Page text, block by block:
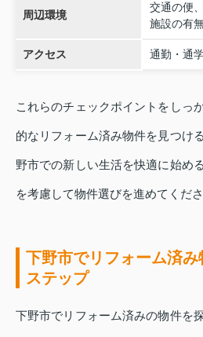
周辺環境
交通の便
施設の有
アクセス 通勤・通
これらのチェックポイントをしっ
的なリフォーム済み物件を見つけ
野市での新しい生活を快適に始め
を考慮して物件選びを進めてくださ
下野市でリフォーム済
ステップ
下野市でリフォーム済みの物件を